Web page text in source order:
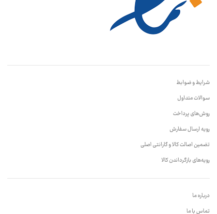
شرایط و ضوابط
سوالات متداول
روش‌های پرداخت
رویه ارسال سفارش
تضمین اصالت کالا و گارانتی اصلی
رویه‌های بازگرداندن کالا
درباره ما
تماس با ما